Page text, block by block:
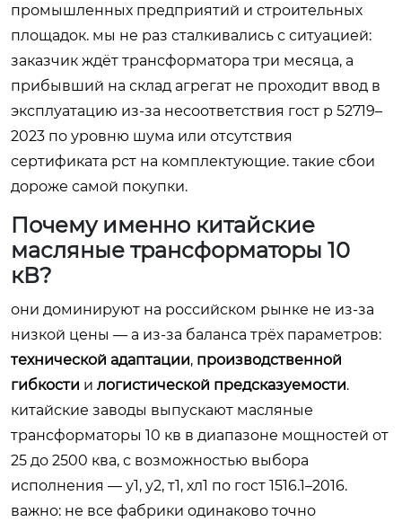
промышленных предприятий и строительных
площадок. мы не раз сталкивались с ситуацией:
заказчик ждёт трансформатора три месяца, а
прибывший на склад агрегат не проходит ввод в
эксплуатацию из-за несоответствия гост р 52719–
2023 по уровню шума или отсутствия
сертификата рст на комплектующие. такие сбои
дороже самой покупки.
Почему именно китайские
масляные трансформаторы 10
кВ?
они доминируют на российском рынке не из-за
низкой цены — а из-за баланса трёх параметров:
технической адаптации, производственной
гибкости и логистической предсказуемости.
китайские заводы выпускают масляные
трансформаторы 10 кв в диапазоне мощностей от
25 до 2500 ква, с возможностью выбора
исполнения — у1, у2, т1, хл1 по гост 1516.1–2016.
важно: не все фабрики одинаково точно